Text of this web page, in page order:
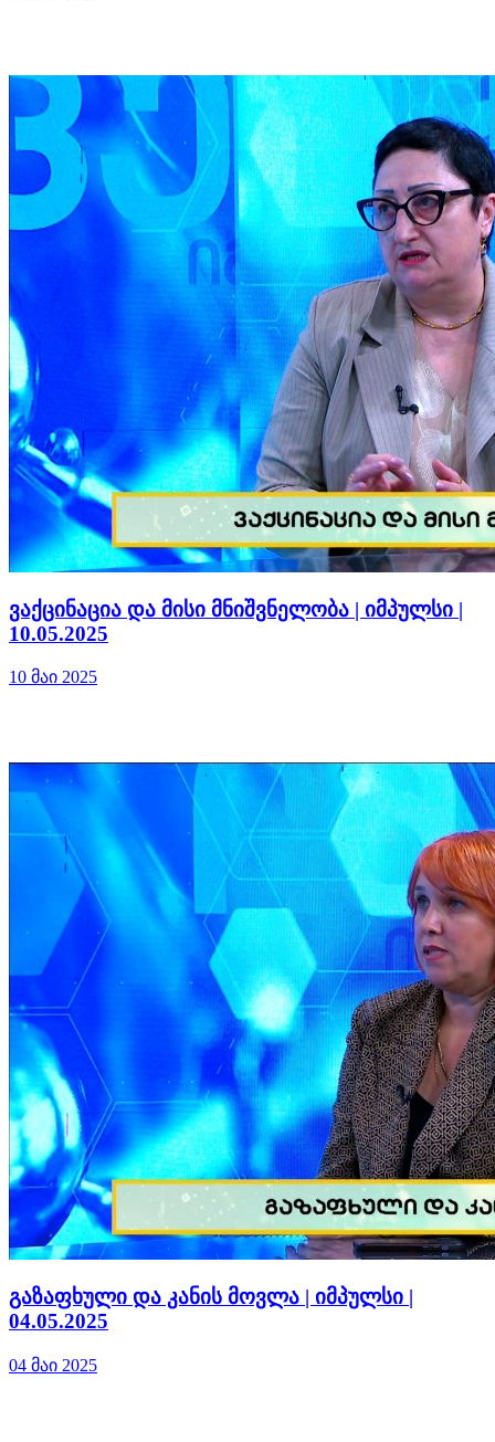
ვაქცინაცია და მისი მნიშვნელობა | იმპულსი |
10.05.2025
10 მაი 2025
გაზაფხული და კანის მოვლა | იმპულსი |
04.05.2025
04 მაი 2025